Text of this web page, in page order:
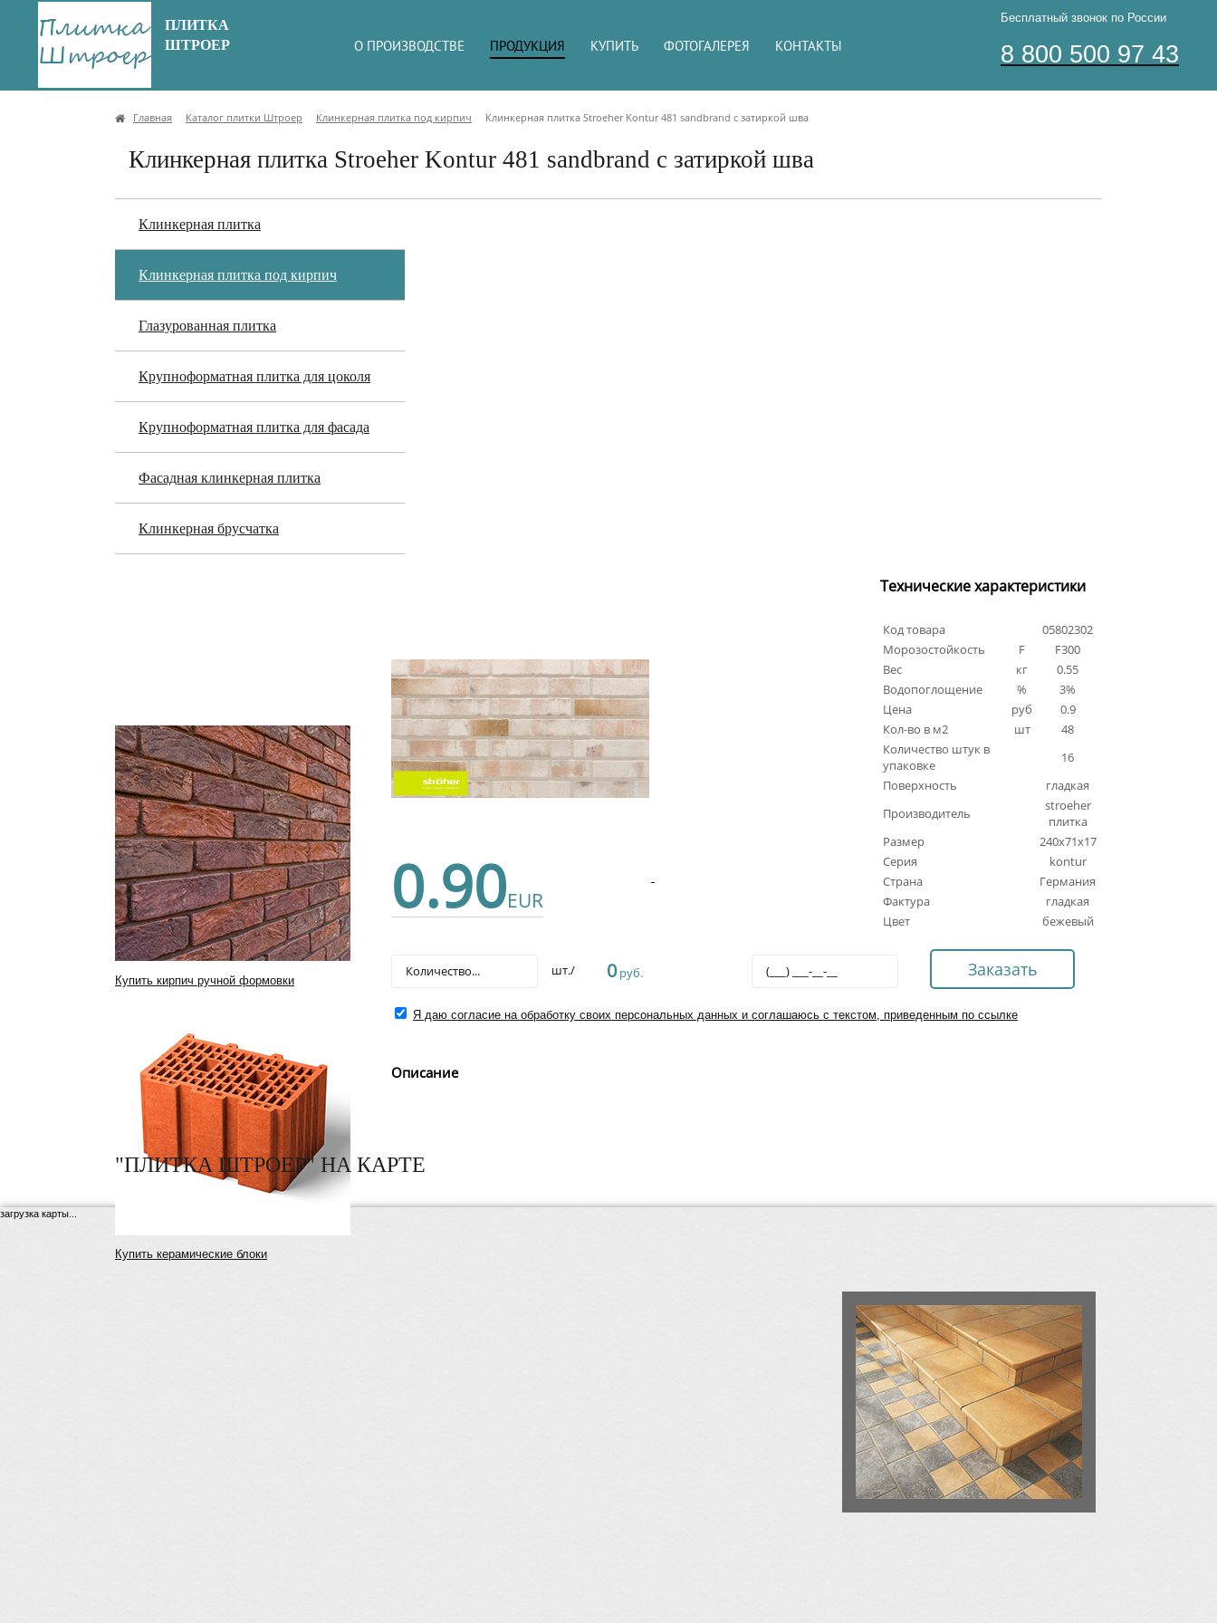
ПЛИТКА
ШТРОЕР
О ПРОИЗВОДСТВЕ ПРОДУКЦИЯ КУПИТЬ ФОТОГАЛЕРЕЯ КОНТАКТЫ
Бесплатный звонок по России
8 800 500 97 43
Главная Каталог плитки Штроер Клинкерная плитка под кирпич Клинкерная плитка Stroeher Kontur 481 sandbrand с затиркой шва
Клинкерная плитка Stroeher Kontur 481 sandbrand с затиркой шва
Клинкерная плитка
Клинкерная плитка под кирпич
Глазурованная плитка
Крупноформатная плитка для цоколя
Крупноформатная плитка для фасада
Фасадная клинкерная плитка
Клинкерная брусчатка
Купить кирпич ручной формовки
Купить керамические блоки
0.90EUR
Технические характеристики
Код товара
05802302
Морозостойкость
F
F300
Вес
кг
0.55
Водопоглощение
%
3%
Цена
руб
0.9
Кол-во в м2
шт
48
Количество штук в
упаковке
16
Поверхность
гладкая
Производитель
stroeher
плитка
Размер
240x71x17
Серия
kontur
Страна
Германия
Фактура
гладкая
Цвет
бежевый
шт./ 0руб.
Я даю согласие на обработку своих персональных данных и соглашаюсь с текстом, приведенным по ссылке
Описание
"ПЛИТКА ШТРОЕР" НА КАРТЕ
загрузка карты...